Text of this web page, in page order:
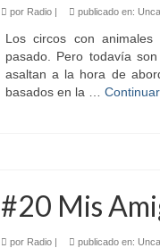
por Radio| publicado en:
Los circos con
pasado. Pero todavía
asaltan a la hora de
basados en la … Continuar
#20 Mis
por Radio| publicado en: